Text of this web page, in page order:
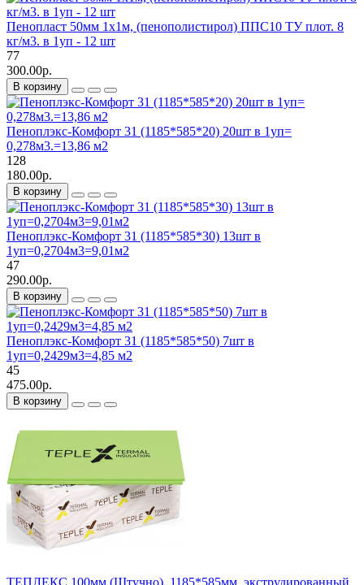
Пенопласт 50мм 1х1м, (пенополистирол) ППС10 ТУ плот. 8
кг/м3. в 1уп - 12 шт
77
300.00р.
В корзину
Пеноплэкс-Комфорт 31 (1185*585*20) 20шт в 1уп=
0,278м3.=13,86 м2
128
180.00р.
В корзину
Пеноплэкс-Комфорт 31 (1185*585*30) 13шт в
1уп=0,2704м3=9,01м2
47
290.00р.
В корзину
Пеноплэкс-Комфорт 31 (1185*585*50) 7шт в
1уп=0,2429м3=4,85 м2
45
475.00р.
В корзину
ТЕПЛЕКС 100мм (Штучно), 1185*585мм, экструдированный